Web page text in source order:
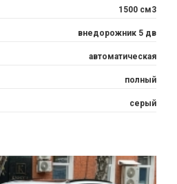
1500 см3
внедорожник 5 дв
автоматическая
полный
серый